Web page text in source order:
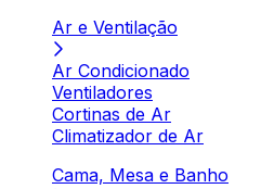
Ar e Ventilação
Ar Condicionado
Ventiladores
Cortinas de Ar
Climatizador de Ar
Cama, Mesa e Banho